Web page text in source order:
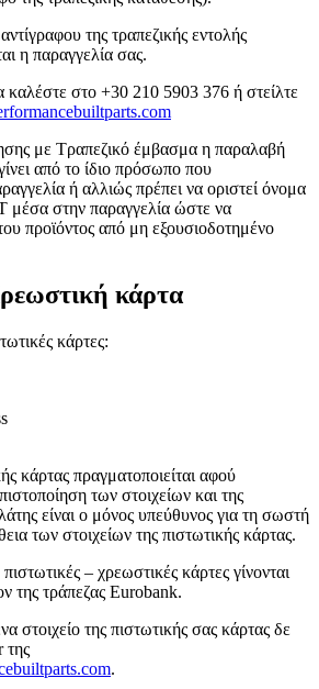
της τραπεζικής εντολής
η παραγγελία σας.
καλέστε στο +30 210 5903 376 ή στείλτε
με Τραπεζικό έμβασμα η παραλαβή
από το ίδιο πρόσωπο που
ή αλλιώς πρέπει να οριστεί όνομα
μέσα στην παραγγελία ώστε να
προϊόντος από μη εξουσιοδοτημένο
κάρτα
κάρτες:
κάρτας πραγματοποιείται αφού
των στοιχείων και της
είναι ο μόνος υπεύθυνος για τη σωστή
των στοιχείων της πιστωτικής κάρτας.
– χρεωστικές κάρτες γίνονται
της τράπεζας Eurobank.
στοιχείο της πιστωτικής σας κάρτας δε
της
.